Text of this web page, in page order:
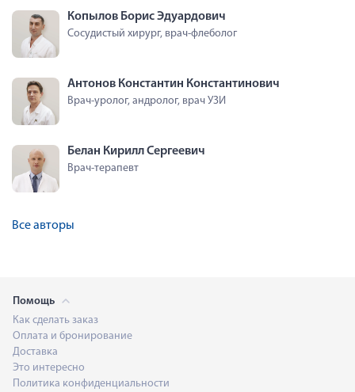
Копылов Борис Эдуардович
Сосудистый хирург, врач-флеболог
Антонов Константин Константинович
Врач-уролог, андролог, врач УЗИ
Белан Кирилл Сергеевич
Врач-терапевт
Все авторы
Помощь
Как сделать заказ
Оплата и бронирование
Доставка
Это интересно
Политика конфиденциальности